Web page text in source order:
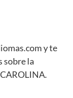
y te
sobre la